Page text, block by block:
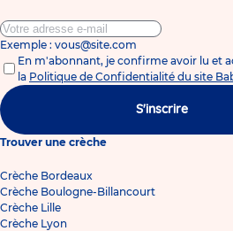
Exemple : vous@site.com
En m'abonnant, je confirme avoir lu et
la Politique de Confidentialité du site
S'inscrire
Trouver une crèche
Crèche Bordeaux
Crèche Boulogne-Billancourt
Crèche Lille
Crèche Lyon